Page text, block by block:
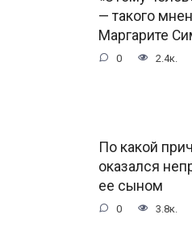
— такого
Маргарите
0 2.4к.
По какой
оказался
ее сыном
0 3.8к.